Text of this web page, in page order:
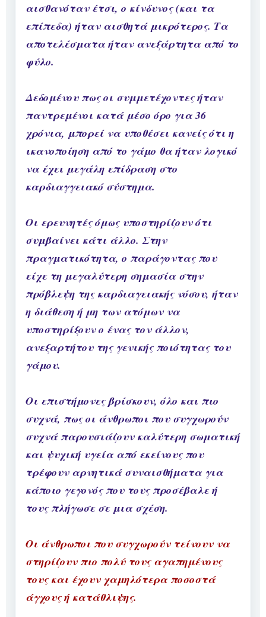
αισθανόταν έτσι, ο κίνδυνος (και τα
επίπεδα) ήταν αισθητά μικρότερος. Τα
αποτελέσματα ήταν ανεξάρτητα από το
φύλο.
Δεδομένου πως οι συμμετέχοντες ήταν
παντρεμένοι κατά μέσο όρο για 36
χρόνια, μπορεί να υποθέσει κανείς ότι η
ικανοποίηση από το γάμο θα ήταν λογικό
να έχει μεγάλη επίδραση στο
καρδιαγγειακό σύστημα.
Οι ερευνητές όμως υποστηρίζουν ότι
συμβαίνει κάτι άλλο. Στην
πραγματικότητα, ο παράγοντας που
είχε τη μεγαλύτερη σημασία στην
πρόβλεψη της καρδιαγειακής νόσου, ήταν
η διάθεση ή μη των ατόμων να
υποστηρίξουν ο ένας τον άλλον,
ανεξαρτήτου της γενικής ποιότητας του
γάμου.
Οι επιστήμονες βρίσκουν, όλο και πιο
συχνά, πως οι άνθρωποι που συγχωρούν
συχνά παρουσιάζουν καλύτερη σωματική
και ψυχική υγεία από εκείνους που
τρέφουν αρνητικά συναισθήματα για
κάποιο γεγονός που τους προσέβαλε ή
τους πλήγωσε σε μια σχέση.
Οι άνθρωποι που συγχωρούν τείνουν να
στηρίζουν πιο πολύ τους αγαπημένους
τους και έχουν χαμηλότερα ποσοστά
άγχους ή κατάθλιψης.